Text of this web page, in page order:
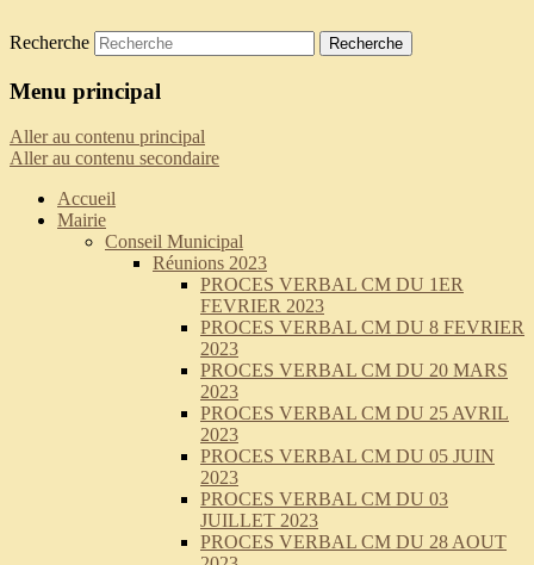
Saint-Pierre-de-Curtille
Recherche
Menu principal
Aller au contenu principal
Aller au contenu secondaire
Accueil
Mairie
Conseil Municipal
Réunions 2023
PROCES VERBAL CM DU 1ER
FEVRIER 2023
PROCES VERBAL CM DU 8 FEVRIER
2023
PROCES VERBAL CM DU 20 MARS
2023
PROCES VERBAL CM DU 25 AVRIL
2023
PROCES VERBAL CM DU 05 JUIN
2023
PROCES VERBAL CM DU 03
JUILLET 2023
PROCES VERBAL CM DU 28 AOUT